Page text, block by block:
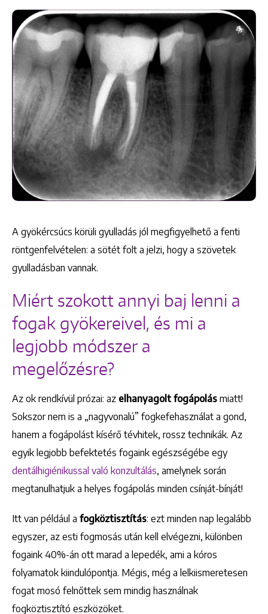
A gyökércsúcs körüli gyulladás jól megfigyelhető a fenti
röntgenfelvételen: a sötét folt a jelzi, hogy a szövetek
gyulladásban vannak.
Miért szokott annyi baj lenni a
fogak gyökereivel, és mi a
legjobb módszer a
megelőzésre?
Az ok rendkívül prózai: az elhanyagolt fogápolás miatt!
Sokszor nem is a „nagyvonalú” fogkefehasználat a gond,
hanem a fogápolást kísérő tévhitek, rossz technikák. Az
egyik legjobb befektetés fogaink egészségébe egy
dentálhigiénikussal való konzultálás, amelynek során
megtanulhatjuk a helyes fogápolás minden csínját-bínját!
Itt van például a fogköztisztítás: ezt minden nap legalább
egyszer, az esti fogmosás után kell elvégezni, különben
fogaink 40%-án ott marad a lepedék, ami a kóros
folyamatok kiindulópontja. Mégis, még a lelkiismeretesen
fogat mosó felnőttek sem mindig használnak
fogköztisztító eszközöket.